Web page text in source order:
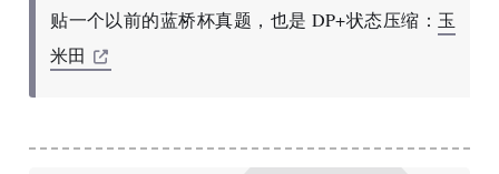
贴一个以前的蓝桥杯真题，也是 DP+状态压缩： 玉
米田